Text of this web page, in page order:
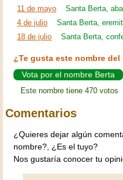
11 de mayo Santa Berta,
4 de julio Santa Berta,
18 de julio Santa Berta,
¿Te gusta este nombre del
Vota por el nombre Berta
Este nombre tiene 470 votos
Comentarios
¿Quieres dejar algún
nombre?, ¿Es el tuyo?
Nos gustaría conocer tu